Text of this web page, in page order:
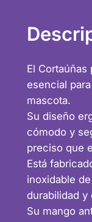
a
c
a
n
t
i
d
a
d
El
esencial
mascota.
Su diseño
cómodo y
preciso que
Está
inoxidable
durabilidad y
Su mango